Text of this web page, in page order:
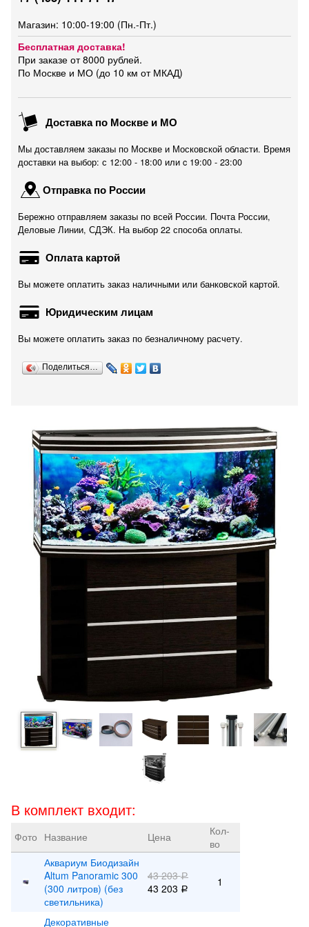
Магазин: 10:00-19:00 (Пн.-Пт.)
Бесплатная доставка!
При заказе от 8000 рублей.
По Москве и МО (до 10 км от МКАД)
Доставка по Москве и МО
Мы доставляем заказы по Москве и Московской области. Время
доставки на выбор: с 12:00 - 18:00 или c 19:00 - 23:00
Отправка по России
Бережно отправляем заказы по всей России. Почта России,
Деловые Линии, СДЭК. На выбор 22 способа оплаты.
Оплата картой
Вы можете оплатить заказ наличными или банковской картой.
Юридическим лицам
Вы можете оплатить заказ по безналичному расчету.
Поделиться…
В комплект входит:
Фото Название Цена
Кол-
во
Аквариум Биодизайн
Altum Panoramic 300
(300 литров) (без
светильника)
43 203Р
43 203 Р
1
Декоративные